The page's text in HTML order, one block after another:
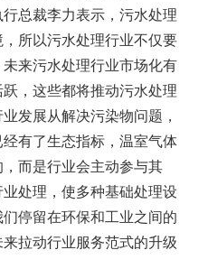
总裁李力表示，污水处理
所以污水处理行业不仅要
来污水处理行业市场化有
，这些都将推动污水处理
发展从解决污染物问题，
有了生态指标，温室气体
而是行业会主动参与其
处理，使多种基础处理设
停留在环保和工业之间的
拉动行业服务范式的升级